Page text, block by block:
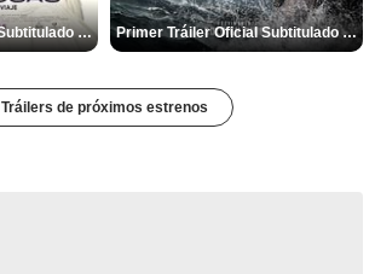
Primer Tráiler Oficial Subtitulado de 'Relajadas y Muy Peligrosas' Primer Tráiler Oficial Subtitulado de 'Código: Venganza'
Tráilers de próximos estrenos